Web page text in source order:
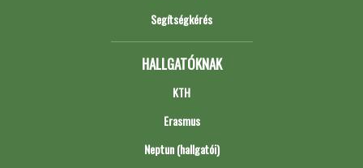
Segítségkérés
HALLGATÓKNAK
KTH
Erasmus
Neptun (hallgatói)